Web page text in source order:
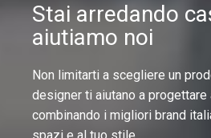
Stai arredando
aiutiamo noi
Non limitarti a scegliere un
designer ti aiutano a
combinando i migliori brand